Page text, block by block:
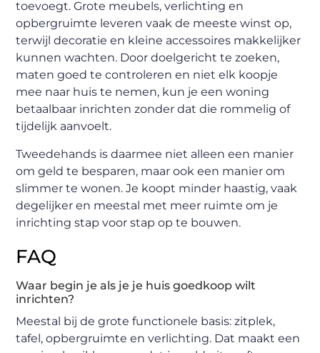
toevoegt. Grote meubels, verlichting en
opbergruimte leveren vaak de meeste winst op,
terwijl decoratie en kleine accessoires makkelijker
kunnen wachten. Door doelgericht te zoeken,
maten goed te controleren en niet elk koopje
mee naar huis te nemen, kun je een woning
betaalbaar inrichten zonder dat die rommelig of
tijdelijk aanvoelt.
Tweedehands is daarmee niet alleen een manier
om geld te besparen, maar ook een manier om
slimmer te wonen. Je koopt minder haastig, vaak
degelijker en meestal met meer ruimte om je
inrichting stap voor stap op te bouwen.
FAQ
Waar begin je als je je huis goedkoop wilt
inrichten?
Meestal bij de grote functionele basis: zitplek,
tafel, opbergruimte en verlichting. Dat maakt een